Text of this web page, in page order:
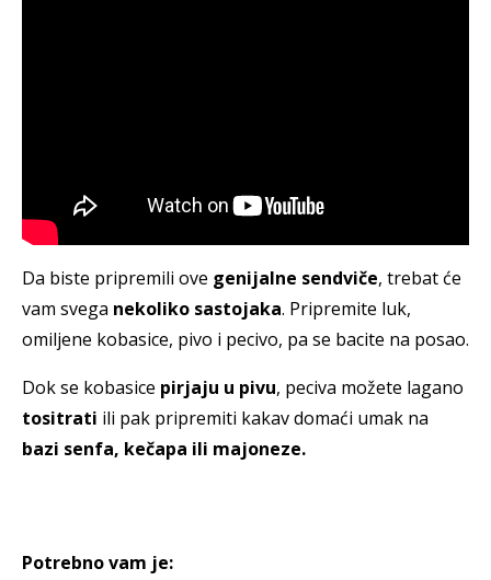
Da biste pripremili ove genijalne sendviče, trebat će
vam svega nekoliko sastojaka. Pripremite luk,
omiljene kobasice, pivo i pecivo, pa se bacite na posao.
Dok se kobasice pirjaju u pivu, peciva možete lagano
tositrati ili pak pripremiti kakav domaći umak na
bazi senfa, kečapa ili majoneze.
Potrebno vam je: